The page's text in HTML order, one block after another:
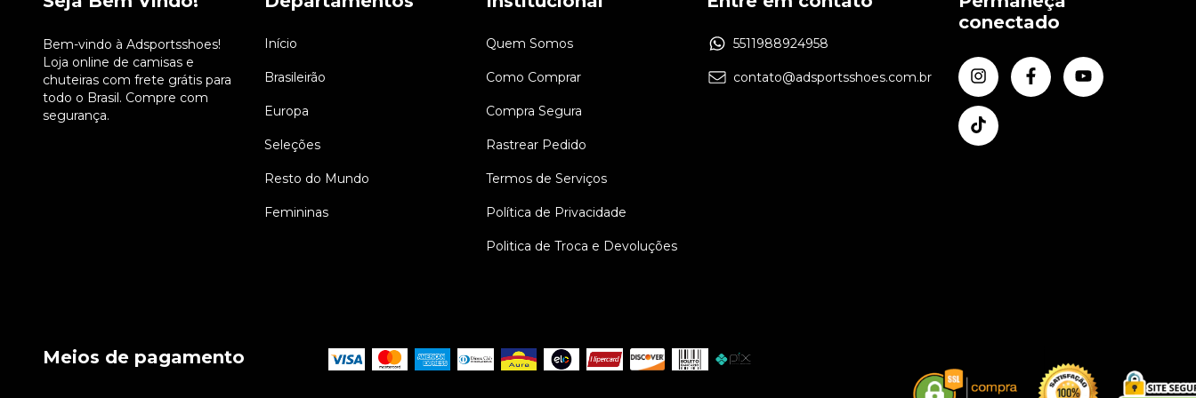
Bem-vindo à Adsportsshoes!
Loja online de camisas e
chuteiras com frete grátis para
todo o Brasil. Compre com
segurança.
Início
Brasileirão
Europa
Seleções
Resto do Mundo
Femininas
Quem Somos
Como Comprar
Compra Segura
Rastrear Pedido
Termos de Serviços
Política de Privacidade
Politica de Troca e Devoluções
5511988924958
contato@adsportsshoes.com.br
conectado
Meios de pagamento